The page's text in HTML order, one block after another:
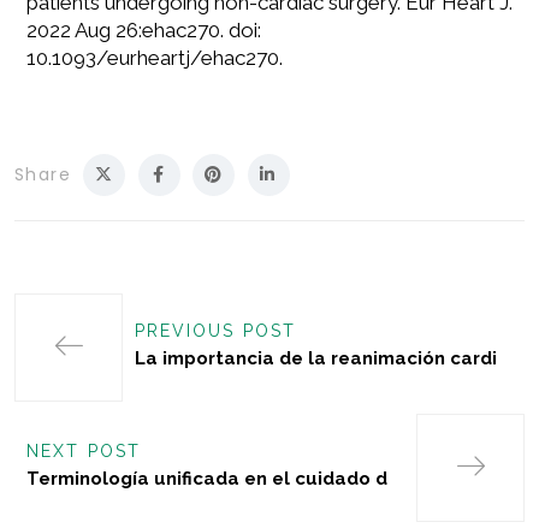
2022 Aug 26:ehac270. doi:
10.1093/eurheartj/ehac270.
Share
PREVIOUS POST
La importancia de la reanimación cardi
NEXT POST
Terminología unificada en el cuidado d